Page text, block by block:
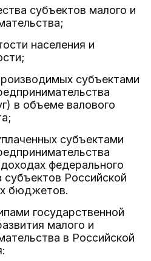
субъектов малого и
населения и
субъектами
в объеме валового
субъектами
федерального
Российской
бюджетов.
государственной
малого и
в Российской